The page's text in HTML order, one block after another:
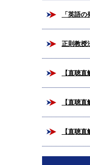
「英語
校合格を
正則教授
解法」と
【直聴
号解読
（完結編
【直聴
号解読
【直聴
号解読